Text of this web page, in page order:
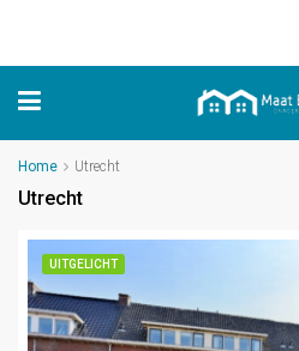
Home Utrecht
Utrecht
UITGELICHT